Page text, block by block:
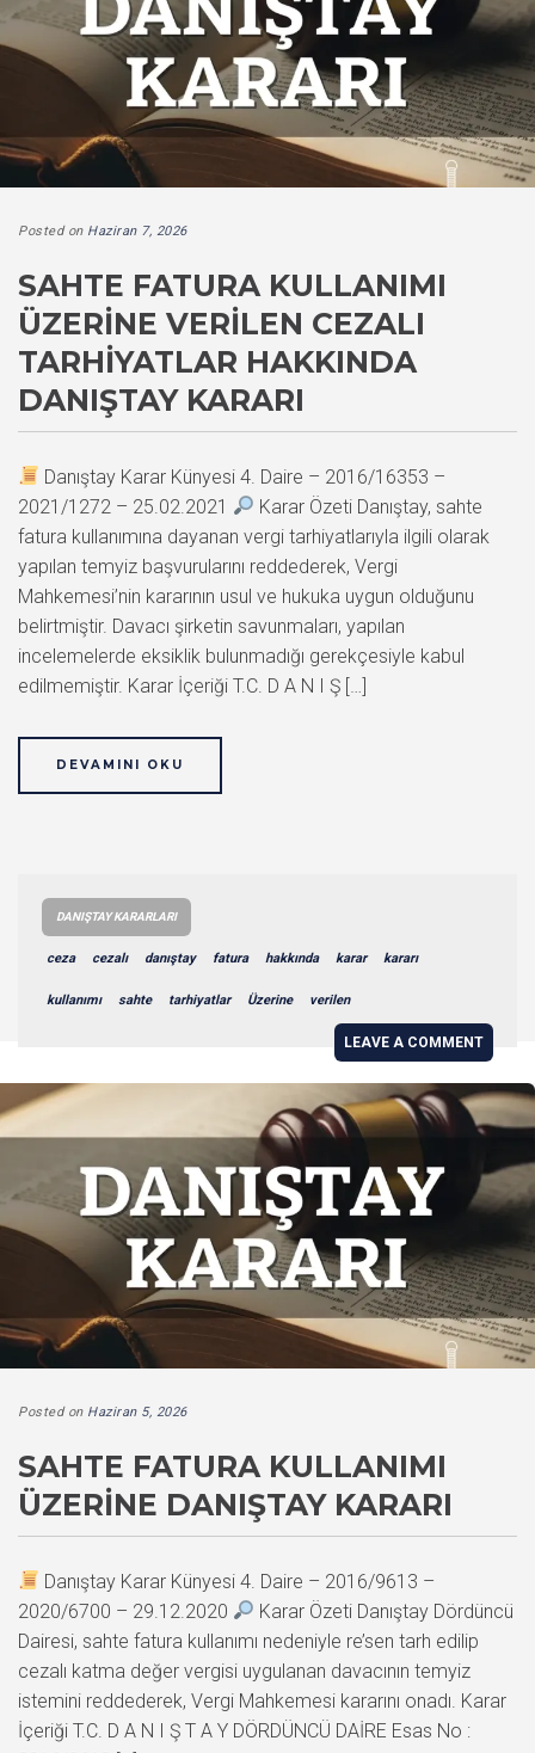
Posted on Haziran 7, 2026
SAHTE FATURA KULLANIMI
ÜZERINE VERILEN CEZALI
TARHIYATLAR HAKKINDA
DANIŞTAY KARARI
Danıştay Karar Künyesi 4. Daire – 2016/16353 –
2021/1272 – 25.02.2021
Karar Özeti Danıştay, sahte
fatura kullanımına dayanan vergi tarhiyatlarıyla ilgili olarak
yapılan temyiz başvurularını reddederek, Vergi
Mahkemesi’nin kararının usul ve hukuka uygun olduğunu
belirtmiştir. Davacı şirketin savunmaları, yapılan
incelemelerde eksiklik bulunmadığı gerekçesiyle kabul
edilmemiştir. Karar İçeriği T.C. D A N I Ş […]
DEVAMINI OKU
DANIŞTAY KARARLARI
ceza cezalı danıştay fatura hakkında karar kararı
kullanımı sahte tarhiyatlar Üzerine verilen
LEAVE A COMMENT
Posted on Haziran 5, 2026
SAHTE FATURA KULLANIMI
ÜZERINE DANIŞTAY KARARI
Danıştay Karar Künyesi 4. Daire – 2016/9613 –
2020/6700 – 29.12.2020
Karar Özeti Danıştay Dördüncü
Dairesi, sahte fatura kullanımı nedeniyle re’sen tarh edilip
cezalı katma değer vergisi uygulanan davacının temyiz
istemini reddederek, Vergi Mahkemesi kararını onadı. Karar
İçeriği T.C. D A N I Ş T A Y DÖRDÜNCÜ DAİRE Esas No :